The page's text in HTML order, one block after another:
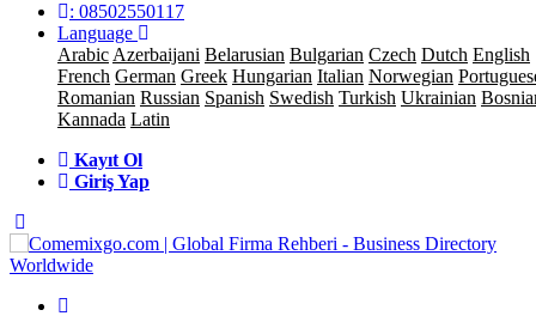
: 08502550117
Language
Arabic Azerbaijani Belarusian Bulgarian Czech Dutch English
French German Greek Hungarian Italian Norwegian
Romanian Russian Spanish Swedish Turkish Ukrainian
Kannada Latin
Kayıt Ol
Giriş Yap